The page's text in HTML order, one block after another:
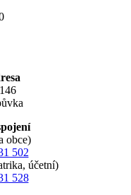
obce)
502
účetní)
528